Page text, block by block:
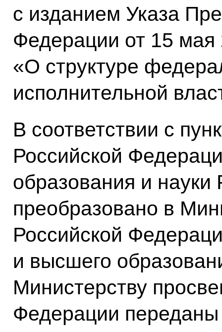
с изданием Указа
Федерации от 15
«О структуре
исполнительной
В соответствии с
Российской
образования и
преобразовано в
Российской
и высшего
Министерству
Федерации